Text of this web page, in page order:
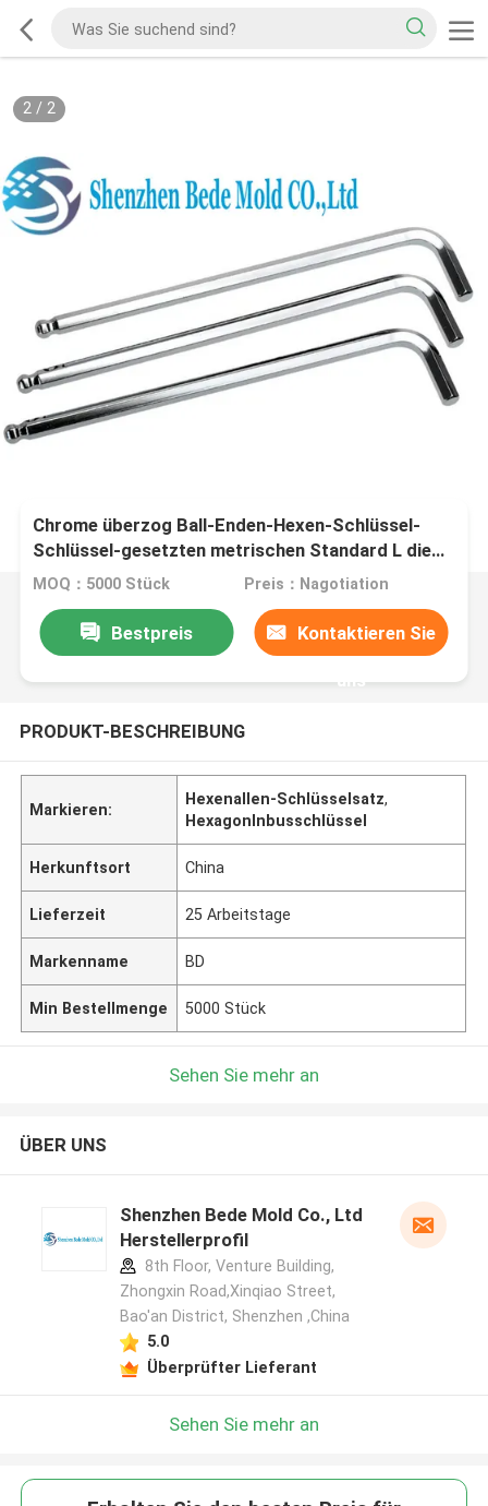
2/ 2
Chrome überzog Ball-Enden-Hexen-Schlüssel-
Schlüssel-gesetzten metrischen Standard L die
sechseckige Art
MOQ：5000 Stück Preis：Nagotiation
Bestpreis Kontaktieren Sie
uns
PRODUKT-BESCHREIBUNG
Markieren:
Hexenallen-Schlüsselsatz,
HexagonInbusschlüssel
Herkunftsort China
Lieferzeit 25 Arbeitstage
Markenname BD
Min Bestellmenge 5000 Stück
Sehen Sie mehr an
ÜBER UNS
Shenzhen Bede Mold Co., Ltd
Herstellerprofil
8th Floor, Venture Building,
Zhongxin Road,Xinqiao Street,
Bao'an District, Shenzhen ,China
5.0
Überprüfter Lieferant
Sehen Sie mehr an